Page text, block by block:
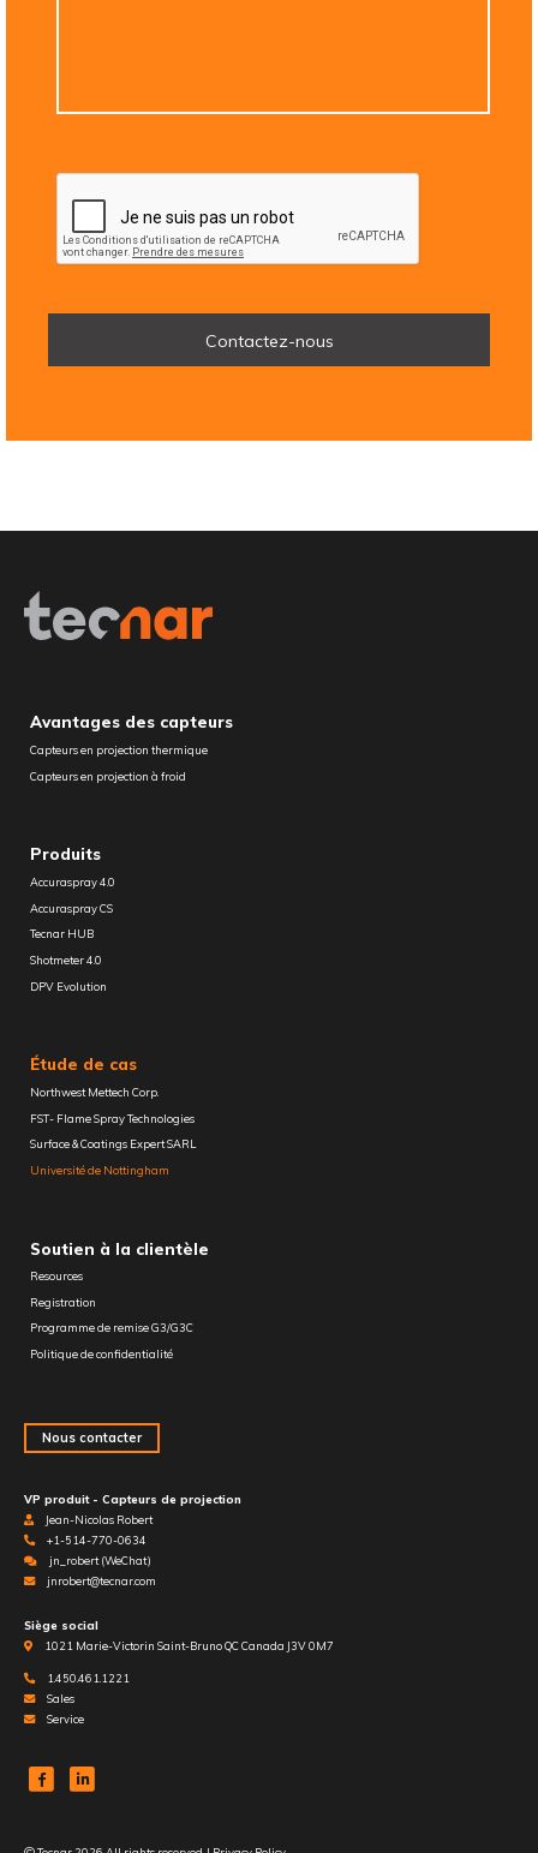
Avantages des capteurs
Capteurs en projection thermique
Capteurs en projection à froid
Produits
Accuraspray 4.0
Accuraspray CS
Tecnar HUB
Shotmeter 4.0
DPV Evolution
Étude de cas
Northwest Mettech Corp.
FST- Flame Spray Technologies
Surface & Coatings Expert SARL
Université de Nottingham
Soutien à la clientèle
Resources
Registration
Programme de remise G3/G3C
Politique de confidentialité
Nous contacter
VP produit - Capteurs de projection
Jean-Nicolas Robert
+1-514-770-0634
jn_robert (WeChat)
jnrobert@tecnar.com
Siège social
1021 Marie-Victorin Saint-Bruno QC Canada J3V 0M7
1.450.461.1221
Sales
Service